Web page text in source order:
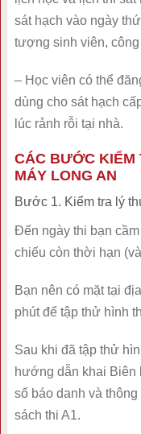
sát hạch vào ngày
tượng sinh viên,
– Học viên có thể
dùng cho sát hạch
lúc rảnh rỗi tại nhà.
CÁC BƯỚC KIỂM
MÁY LONG AN
Bước 1. Kiểm tra lý
Đến ngày thi bạn
chiếu còn thời hạn
Bạn nên có mặt tại
phút để tập thử hình
Sau khi đã tập thử
hướng dẫn khai Biên
số báo danh và
sách thi A1.